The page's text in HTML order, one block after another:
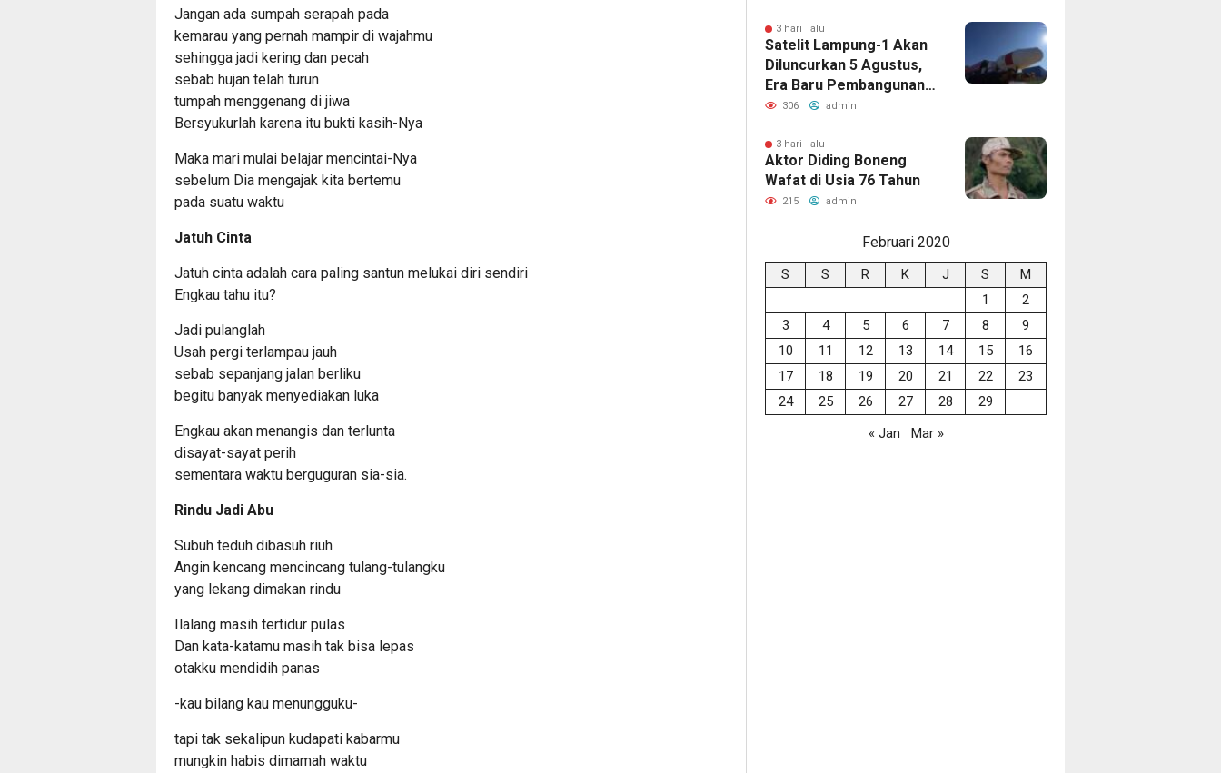
Jangan ada sumpah serapah pada
kemarau yang pernah mampir di wajahmu
sehingga jadi kering dan pecah
sebab hujan telah turun
tumpah menggenang di jiwa
Bersyukurlah karena itu bukti kasih-Nya
Maka mari mulai belajar mencintai-Nya
sebelum Dia mengajak kita bertemu
pada suatu waktu
Jatuh Cinta
Jatuh cinta adalah cara paling santun melukai diri sendiri
Engkau tahu itu?
Jadi pulanglah
Usah pergi terlampau jauh
sebab sepanjang jalan berliku
begitu banyak menyediakan luka
Engkau akan menangis dan terlunta
disayat-sayat perih
sementara waktu berguguran sia-sia.
Rindu Jadi Abu
Subuh teduh dibasuh riuh
Angin kencang mencincang tulang-tulangku
yang lekang dimakan rindu
Ilalang masih tertidur pulas
Dan kata-katamu masih tak bisa lepas
otakku mendidih panas
-kau bilang kau menungguku-
tapi tak sekalipun kudapati kabarmu
mungkin habis dimamah waktu
3 hari lalu
Satelit Lampung-1 Akan
Diluncurkan 5 Agustus,
Era Baru Pembangunan
Lampung
306 admin
3 hari lalu
Aktor Diding Boneng
Wafat di Usia 76 Tahun
215 admin
Februari 2020
S S R K J S
M
1
2
3
4 5 6 7 8
9
10
11 12 13 14 15
16
17
18 19 20 21 22
23
24
25 26 27 28
29
« Jan
Mar »